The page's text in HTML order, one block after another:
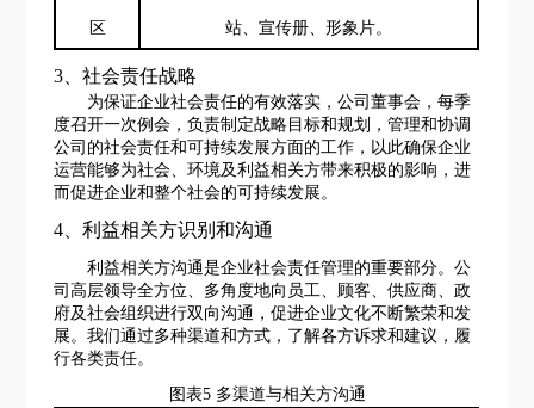
区 站、宣传册、形象片。
3、社会责任战略
为保证企业社会责任的有效落实，公司董事会，每季
度召开一次例会，负责制定战略目标和规划，管理和协调
公司的社会责任和可持续发展方面的工作，以此确保企业
运营能够为社会、环境及利益相关方带来积极的影响，进
而促进企业和整个社会的可持续发展。
4、利益相关方识别和沟通
利益相关方沟通是企业社会责任管理的重要部分。公
司高层领导全方位、多角度地向员工、顾客、供应商、政
府及社会组织进行双向沟通，促进企业文化不断繁荣和发
展。我们通过多种渠道和方式， 了解各方诉求和建议，履
行各类责任。
图表5 多渠道与相关方沟通